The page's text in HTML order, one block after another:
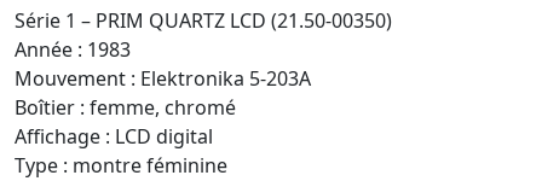
Série 1 – PRIM QUARTZ LCD (21.50-00350)
Année : 1983
Mouvement : Elektronika 5-203A
Boîtier : femme, chromé
Affichage : LCD digital
Type : montre féminine